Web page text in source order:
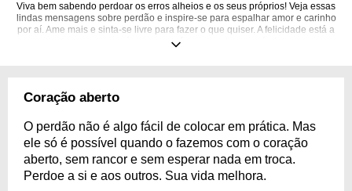
Viva bem sabendo perdoar os erros alheios e os seus próprios! Veja essas
lindas mensagens sobre perdão e inspire-se para espalhar amor e carinho
por aí. Ame mais e sinta-se livre para fazer o que quiser. A felicidade está a
sua espera, só cabe a você mesmo chegar até ela.
Coração aberto
O perdão não é algo fácil de colocar em prática. Mas
ele só é possível quando o fazemos com o coração
aberto, sem rancor e sem esperar nada em troca.
Perdoe a si e aos outros. Sua vida melhora.